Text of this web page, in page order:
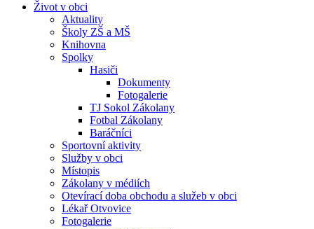
Život v obci
Aktuality
Školy ZŠ a MŠ
Knihovna
Spolky
Hasiči
Dokumenty
Fotogalerie
TJ Sokol Zákolany
Fotbal Zákolany
Baráčníci
Sportovní aktivity
Služby v obci
Místopis
Zákolany v médiích
Otevírací doba obchodu a služeb v obci
Lékař Otvovice
Fotogalerie